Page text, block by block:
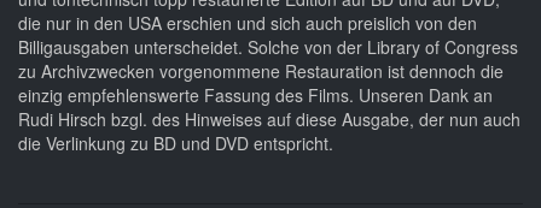
die nur in den USA erschien und sich auch preislich von den
Billigausgaben unterscheidet. Solche von der Library of Congress
zu Archivzwecken vorgenommene Restauration ist dennoch die
einzig empfehlenswerte Fassung des Films. Unseren Dank an
Rudi Hirsch bzgl. des Hinweises auf diese Ausgabe, der nun auch
die Verlinkung zu BD und DVD entspricht.